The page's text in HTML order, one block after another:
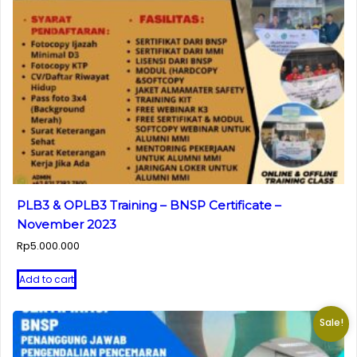
PLB3 & OPLB3 Training – BNSP Certificate –
November 2023
Rp5.000.000
Add to cart
Sale!